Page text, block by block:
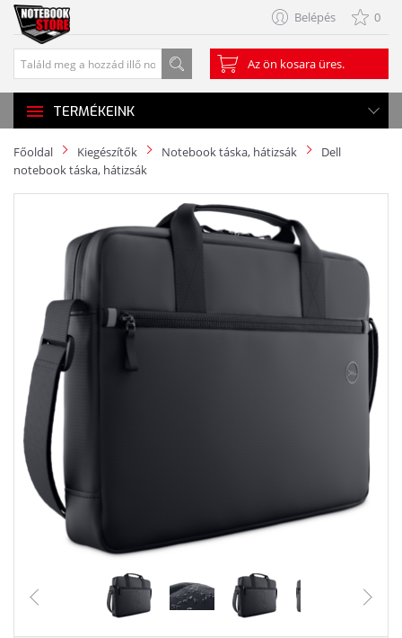
Belépés 0
Az ön kosara üres.
TERMÉKEINK
Főoldal Kiegészítők Notebook táska, hátizsák
Dell
notebook táska, hátizsák